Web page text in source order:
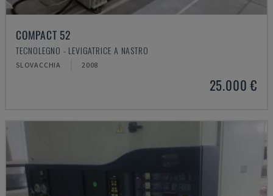
COMPACT 52
TECNOLEGNO - LEVIGATRICE A NASTRO
SLOVACCHIA 2008
25.000 €